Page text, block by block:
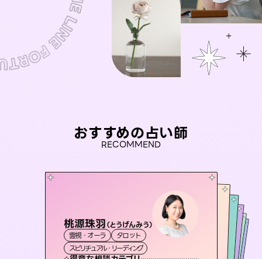
おすすめの占い師
RECOMMEND
桃源珠羽（とうげんみう）
霊視・オーラ
タロット
スピリチュアル・リーディング
おう 霊感オラクル
霊視・オーラ
オラクルカード
彗望（すいぼう
霊視・オーラ
スピリチュアル・リーディング
アイリス -iris-
西洋占星術
ルーン
セラピスト理恵
霊視・オーラ
未来視師＊花
霊視・オーラ 心理学